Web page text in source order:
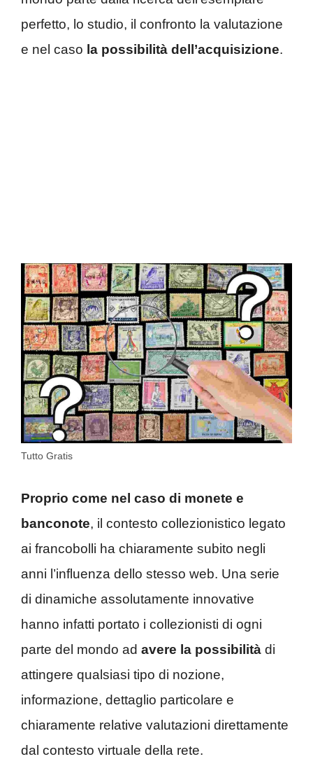
perfetto, lo studio, il confronto la valutazione
e nel caso la possibilità dell’acquisizione.
Tutto Gratis
Proprio come nel caso di monete e
banconote, il contesto collezionistico legato
ai francobolli ha chiaramente subito negli
anni l’influenza dello stesso web. Una serie
di dinamiche assolutamente innovative
hanno infatti portato i collezionisti di ogni
parte del mondo ad avere la possibilità di
attingere qualsiasi tipo di nozione,
informazione, dettaglio particolare e
chiaramente relative valutazioni direttamente
dal contesto virtuale della rete.